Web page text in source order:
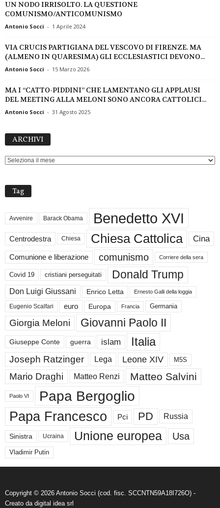
UN NODO IRRISOLTO. LA QUESTIONE
COMUNISMO/ANTICOMUNISMO
Antonio Socci - 1 Aprile 2024
VIA CRUCIS PARTIGIANA DEL VESCOVO DI FIRENZE. MA
(ALMENO IN QUARESIMA) GLI ECCLESIASTICI DEVONO...
Antonio Socci - 15 Marzo 2026
MA I “CATTO-PIDDINI” CHE LAMENTANO GLI APPLAUSI
DEL MEETING ALLA MELONI SONO ANCORA CATTOLICI...
Antonio Socci - 31 Agosto 2025
ARCHIVI
Tag
Avvenire Barack Obama Benedetto XVI
Centrodestra Chiesa Chiesa Cattolica Cina
Comunione e liberazione comunismo Corriere della sera
Covid 19 cristiani perseguitati Donald Trump
Don Luigi Giussani Enrico Letta Ernesto Galli della loggia
Eugenio Scalfari euro Europa Francia Germania
Giorgia Meloni Giovanni Paolo II
Giuseppe Conte guerra islam Italia
Joseph Ratzinger Lega Leone XIV M5S
Mario Draghi Matteo Renzi Matteo Salvini
Paolo VI Papa Bergoglio
Papa Francesco Pci PD Russia
Sinistra Ucraina Unione europea Usa
Vladimir Putin
Copyright © 2026 Antonio Socci (cod. fisc. SCCNTN59A18I726O) -
Creato da digital idea srl